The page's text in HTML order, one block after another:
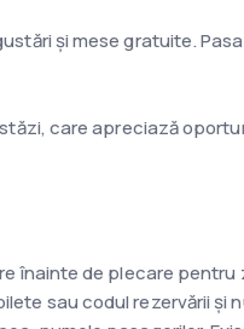
și mese gratuite.
care apreciază
înainte de plecare pentru
sau codul rezervării și